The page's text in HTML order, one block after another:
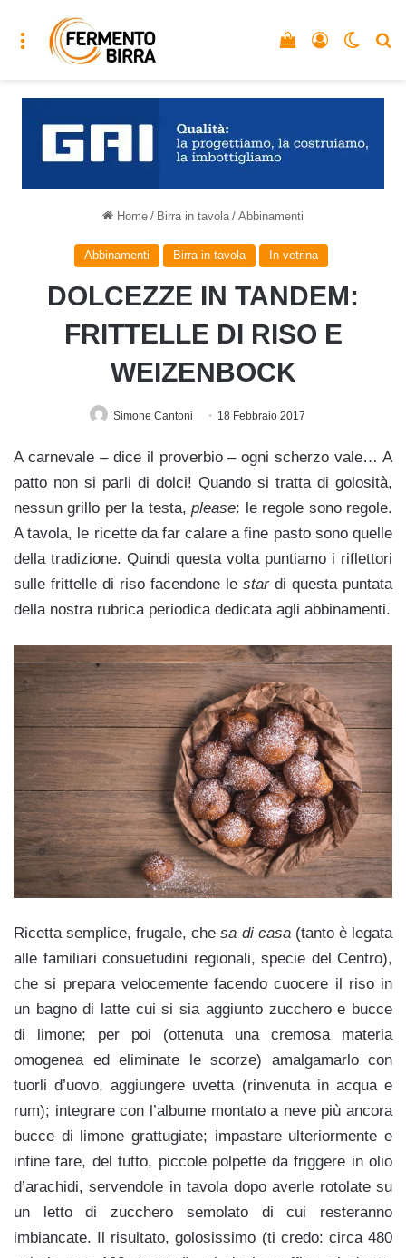
Menu Accedi
Vedi il carrello
Home / Birra in tavola / Abbinamenti
Abbinamenti Birra in tavola In vetrina
DOLCEZZE IN TANDEM:
FRITTELLE DI RISO E
WEIZENBOCK
Simone Cantoni 18 Febbraio 2017
A carnevale – dice il proverbio – ogni scherzo vale… A
patto non si parli di dolci! Quando si tratta di golosità,
nessun grillo per la testa,please: le regole sono regole.
A tavola, le ricette da far calare a fine pasto sono quelle
della tradizione. Quindi questa volta puntiamo i riflettori
sulle frittelle di riso facendone le stardi questa puntata
della nostra rubrica periodica dedicata agli abbinamenti.
Ricetta semplice, frugale, chesa di casa(tanto è legata
alle familiari consuetudini regionali, specie del Centro),
che si prepara velocemente facendo cuocere il riso in
un bagno di latte cui si sia aggiunto zucchero e bucce
di limone; per poi (ottenuta una cremosa materia
omogenea ed eliminate le scorze) amalgamarlo con
tuorli d’uovo, aggiungere uvetta (rinvenuta in acqua e
rum); integrare con l’albume montato a neve più ancora
bucce di limone grattugiate; impastare ulteriormente e
infine fare, del tutto, piccole polpette da friggere in olio
d’arachidi, servendole in tavola dopo averle rotolate su
un letto di zucchero semolato di cui resteranno
imbiancate. Il risultato, golosissimo (ti credo: circa 480